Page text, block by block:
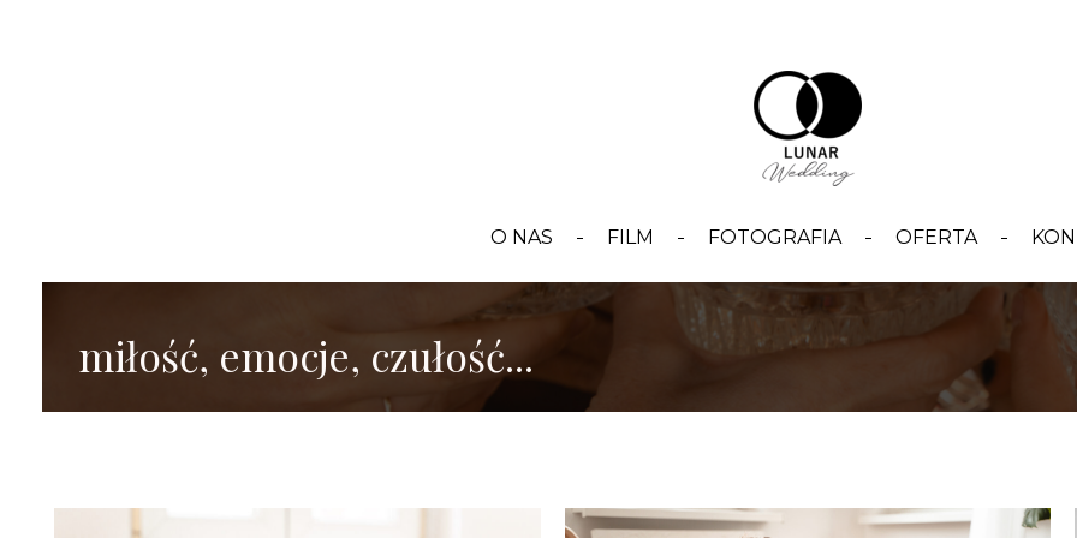
O NAS FILM FOTOGRAFIA OFERTA
miłość, emocje, czułość...